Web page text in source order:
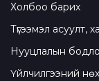
Холбоо барих
Түгээмэл асуулт,
Нууцлалын
Үйлчилгээний